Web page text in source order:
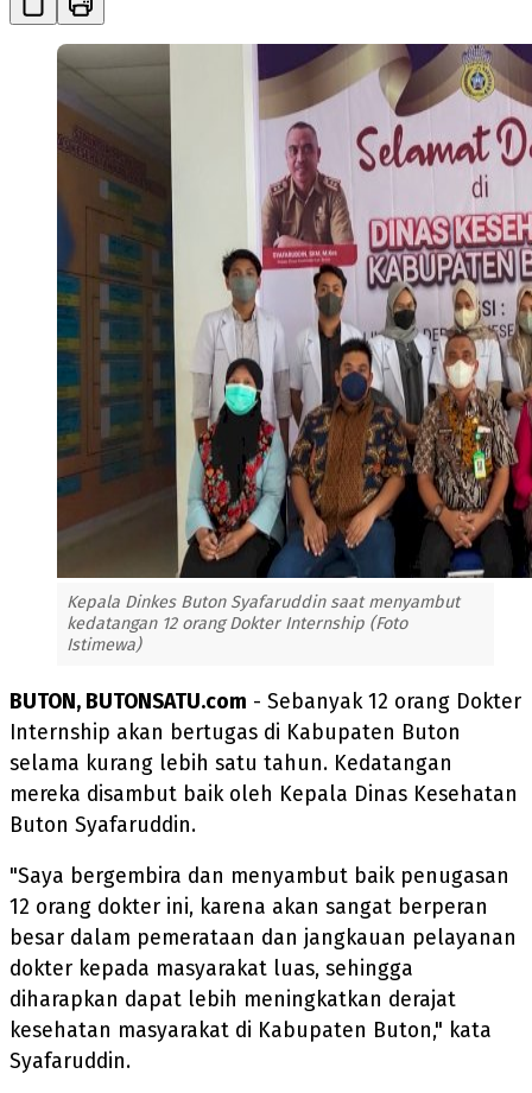
Kepala Dinkes Buton Syafaruddin saat menyambut
kedatangan 12 orang Dokter Internship (Foto
Istimewa)
BUTON, BUTONSATU.com - Sebanyak 12 orang Dokter
Internship akan bertugas di Kabupaten Buton
selama kurang lebih satu tahun. Kedatangan
mereka disambut baik oleh Kepala Dinas Kesehatan
Buton Syafaruddin.
"Saya bergembira dan menyambut baik penugasan
12 orang dokter ini, karena akan sangat berperan
besar dalam pemerataan dan jangkauan pelayanan
dokter kepada masyarakat luas, sehingga
diharapkan dapat lebih meningkatkan derajat
kesehatan masyarakat di Kabupaten Buton," kata
Syafaruddin.